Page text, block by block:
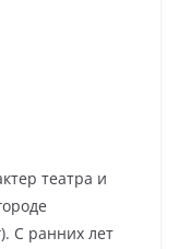
театра и
С ранних лет